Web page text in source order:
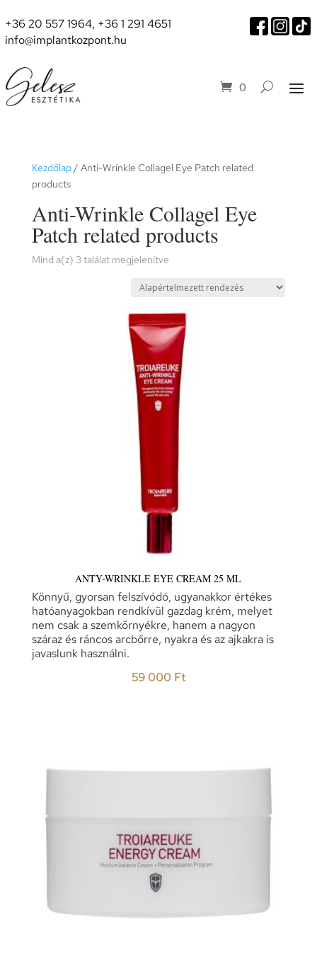
+36 20 557 1964, +36 1 291 4651
info@implantkozpont.hu
0
Kezdőlap/ Anti-Wrinkle Collagel Eye Patch related
products
Anti-Wrinkle Collagel Eye
Patch related products
Mind a(z) 3 találat megjelenítve
ANTY-WRINKLE EYE CREAM 25 ML
Könnyű, gyorsan felszívódó, ugyanakkor értékes
hatóanyagokban rendkívül gazdag krém, melyet
nem csak a szemkörnyékre, hanem a nagyon
száraz és ráncos arcbőrre, nyakra és az ajkakra is
javaslunk használni.
59 000 Ft